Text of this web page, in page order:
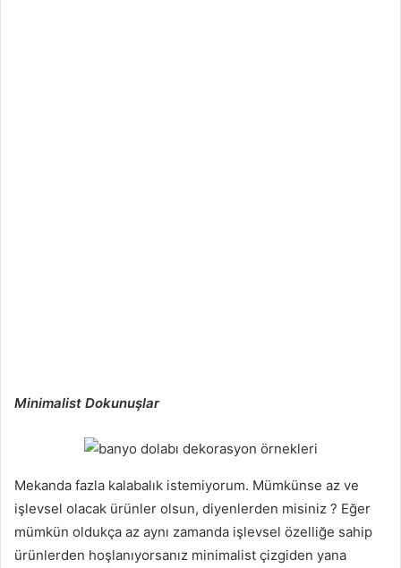
Minimalist Dokunuşlar
Mekanda fazla kalabalık istemiyorum. Mümkünse az ve
işlevsel olacak ürünler olsun, diyenlerden misiniz ? Eğer
mümkün oldukça az aynı zamanda işlevsel özelliğe sahip
ürünlerden hoşlanıyorsanız minimalist çizgiden yana